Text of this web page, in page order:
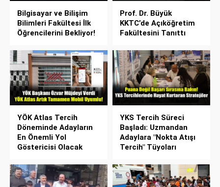
Bilgisayar ve Bilişim
Bilimleri Fakültesi İlk
Öğrencilerini Bekliyor!
Prof. Dr. Büyük
KKTC’de Açıköğretim
Fakültesini Tanıttı
YÖK Atlas Tercih
Döneminde Adayların
En Önemli Yol
Göstericisi Olacak
YKS Tercih Süreci
Başladı: Uzmandan
Adaylara "Nokta Atışı
Tercih" Tüyoları